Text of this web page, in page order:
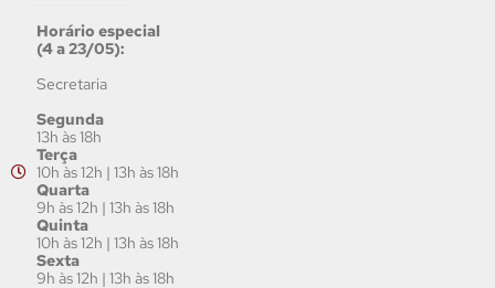
Horário especial
(4 a 23/05):
Secretaria
Segunda
13h às 18h
Terça
10h às 12h | 13h às 18h
Quarta
9h às 12h | 13h às 18h
Quinta
10h às 12h | 13h às 18h
Sexta
9h às 12h | 13h às 18h